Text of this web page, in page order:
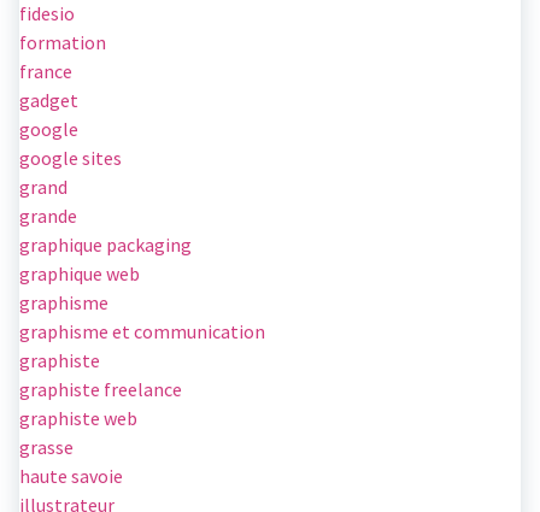
fidesio
formation
france
gadget
google
google sites
grand
grande
graphique packaging
graphique web
graphisme
graphisme et communication
graphiste
graphiste freelance
graphiste web
grasse
haute savoie
illustrateur